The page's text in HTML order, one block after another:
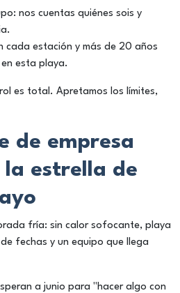
nos cuentas quiénes sois y
cada estación y más de 20 años
esta playa.
es total. Apretamos los límites,
de empresa
estrella de
fría: sin calor sofocante, playa
fechas y un equipo que llega
a junio para "hacer algo con